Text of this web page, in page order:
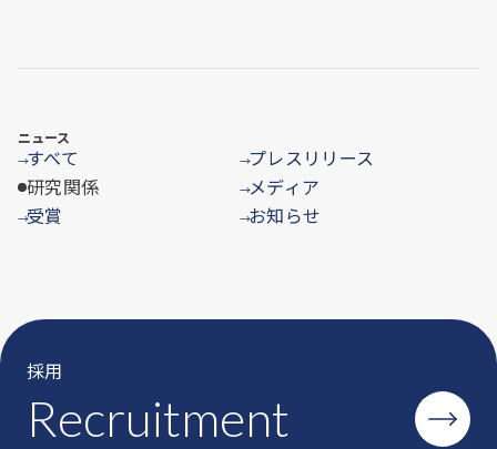
ニュース
→すべて →プレスリリース
研究関係
→メディア
→受賞 →お知らせ
採用
Recruitment